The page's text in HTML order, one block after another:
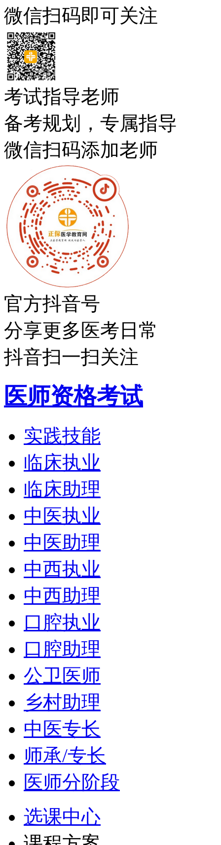
微信扫码即可关注
考试指导老师
备考规划，专属指导
微信扫码添加老师
官方抖音号
分享更多医考日常
抖音扫一扫关注
医师资格考试
实践技能
临床执业
临床助理
中医执业
中医助理
中西执业
中西助理
口腔执业
口腔助理
公卫医师
乡村助理
中医专长
师承/专长
医师分阶段
选课中心